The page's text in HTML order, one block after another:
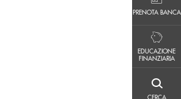
PRENOTA BANCA
EDUCAZIONE
FINANZIARIA
CERCA